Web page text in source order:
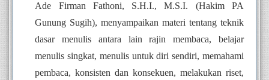
Ade Firman Fathoni, S.H.I., M.S.I. (Hakim PA
Gunung Sugih), menyampaikan materi tentang teknik
dasar menulis antara lain rajin membaca, belajar
menulis singkat, menulis untuk diri sendiri, memahami
pembaca, konsisten dan konsekuen, melakukan riset,